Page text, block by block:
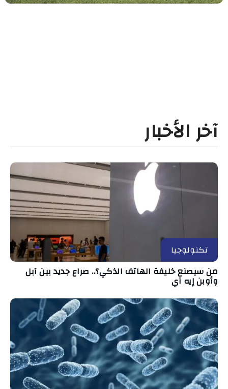
آخر الأخبار
تكنولوجيا
من سيصنع خليفة الهاتف الذكي؟.. صراع جديد بين آبل
وأوبن إيه آي